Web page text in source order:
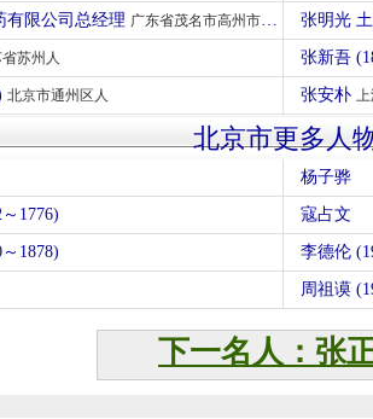
有限公司总经理 广东省茂名市高州市人 张明光
苏州人 张新吾
北京市通州区人 张安朴
北京市更多人
杨子骅
1776) 寇占文
1878) 李德伦
周祖谟
下一名人：张